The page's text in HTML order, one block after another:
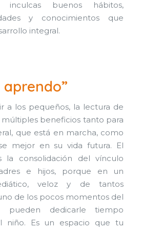
inculcas buenos hábitos,
y conocimientos que
integral.
aprendo”
a los pequeños, la lectura de
beneficios tanto para
que está en marcha, como
mejor en su vida futura. El
la consolidación del vínculo
e hijos, porque en un
veloz y de tantos
de los pocos momentos del
dedicarle tiempo
niño. Es un espacio que tu